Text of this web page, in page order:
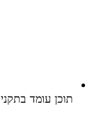
תוכן עומד בתקני EEAT